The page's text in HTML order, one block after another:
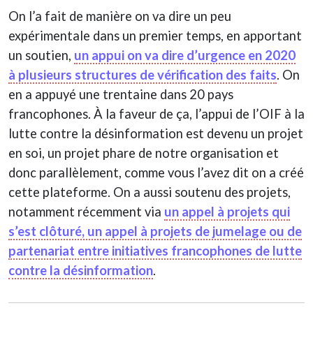
On l’a fait de manière on va dire un peu
expérimentale dans un premier temps, en apportant
un soutien, un appui on va dire d’urgence en 2020
à plusieurs structures de vérification des faits. On
en a appuyé une trentaine dans 20 pays
francophones. À la faveur de ça, l’appui de l’OIF à la
lutte contre la désinformation est devenu un projet
en soi, un projet phare de notre organisation et
donc parallèlement, comme vous l’avez dit on a créé
cette plateforme. On a aussi soutenu des projets,
notamment récemment via un appel à projets qui
s’est clôturé, un appel à projets de jumelage ou de
partenariat entre initiatives francophones de lutte
contre la désinformation.